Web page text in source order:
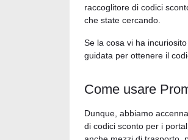
raccoglitore di codici
che state cercando.
Se la cosa vi ha
guidata per ottenere il
Come usare
Dunque, abbiamo
di codici sconto per i